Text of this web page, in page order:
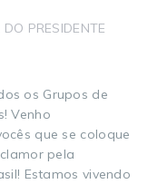
PRESIDENTE
os Grupos de
Venho
que se coloque
pela
Estamos vivendo